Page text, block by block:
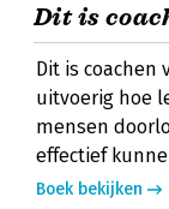
Dit is
Dit is coachen
uitvoerig hoe
mensen
effectief
Boek bekijken